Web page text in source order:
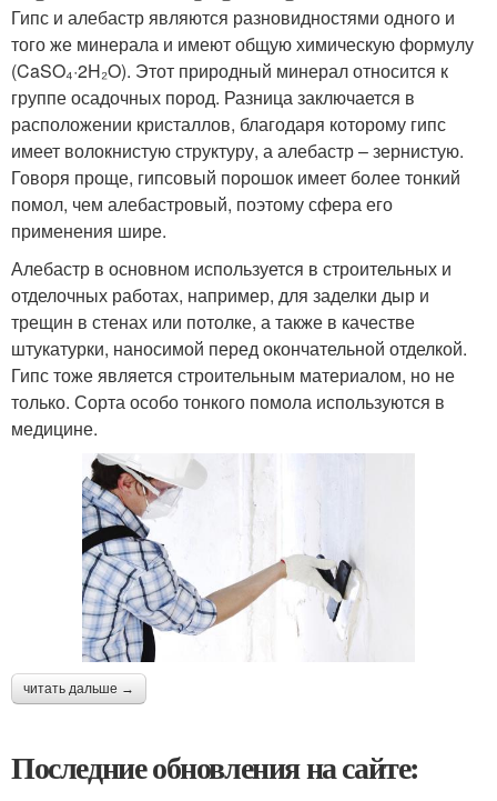
Гипс и алебастр являются разновидностями одного и
того же минерала и имеют общую химическую формулу
(CaSO₄·2H₂O). Этот природный минерал относится к
группе осадочных пород. Разница заключается в
расположении кристаллов, благодаря которому гипс
имеет волокнистую структуру, а алебастр – зернистую.
Говоря проще, гипсовый порошок имеет более тонкий
помол, чем алебастровый, поэтому сфера его
применения шире.
Алебастр в основном используется в строительных и
отделочных работах, например, для заделки дыр и
трещин в стенах или потолке, а также в качестве
штукатурки, наносимой перед окончательной отделкой.
Гипс тоже является строительным материалом, но не
только. Сорта особо тонкого помола используются в
медицине.
читать дальше →
Последние обновления на сайте: